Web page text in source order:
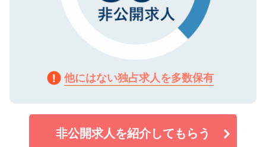
他にはない独占求人を多数保有
非公開求人を紹介してもらう